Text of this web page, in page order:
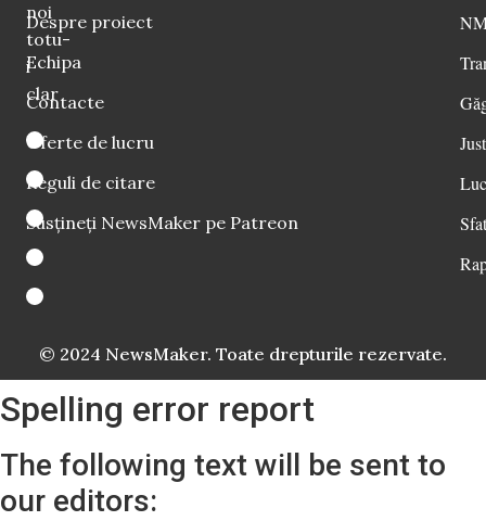
noi
totu-
i
clar
Despre proiect
Echipa
Contacte
Oferte de lucru
Reguli de citare
Susțineți NewsMaker pe Patreon
© 2024 NewsMaker. Toate drepturile rezervate.
Spelling error report
The following text will be sent to
our editors: